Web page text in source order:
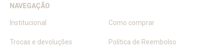
NAVEGAÇÃO
Institucional Como comprar
Trocas e devoluções Política de Reembolso